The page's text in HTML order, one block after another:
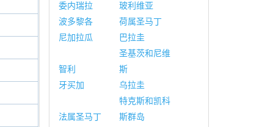
委内瑞拉
玻利维亚
波多黎各
荷属圣马丁
尼加拉瓜
巴拉圭
智利
圣基茨和尼维
斯
牙买加
乌拉圭
法属圣马丁
特克斯和凯科
斯群岛